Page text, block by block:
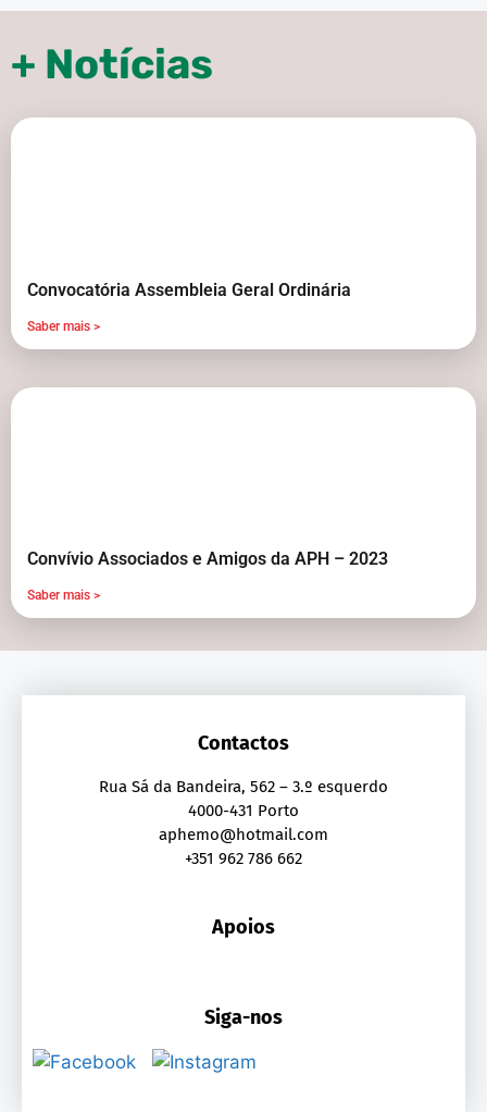
+ Notícias
Convocatória Assembleia Geral Ordinária
Saber mais >
Convívio Associados e Amigos da APH – 2023
Saber mais >
Contactos
Rua Sá da Bandeira, 562 – 3.º esquerdo
4000-431 Porto
aphemo@hotmail.com
+351 962 786 662
Apoios
Siga-nos